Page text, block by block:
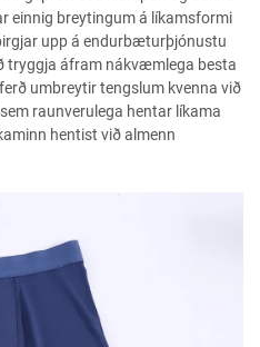
einnig breytingum á líkamsformi
upp á endurbæturþjónustu
áfram nákvæmlega besta
umbreytir tengslum kvenna við
raunverulega hentar líkama
hentist við almenn